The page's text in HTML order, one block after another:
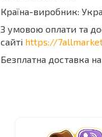
Країна-виробник:
З умовою оплати та
сайті https://
Безплатна доставка